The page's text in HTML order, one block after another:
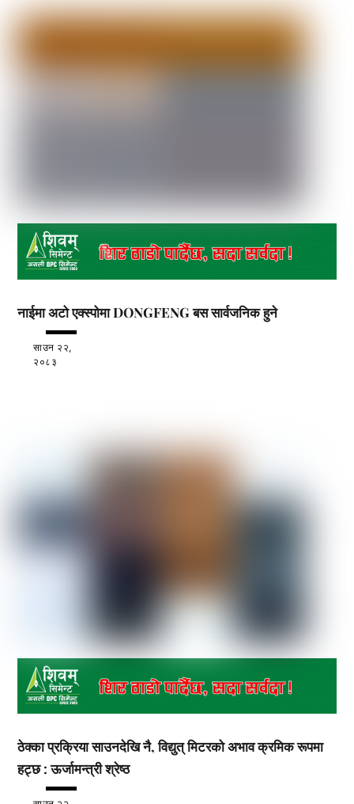
नाईमा अटो एक्स्पोमा DONGFENG बस सार्वजनिक हुने
साउन २२,
२०८३
ठेक्का प्रक्रिया साउनदेखि नै, विद्युत् मिटरको अभाव क्रमिक रूपमा
हट्छ : ऊर्जामन्त्री श्रेष्ठ